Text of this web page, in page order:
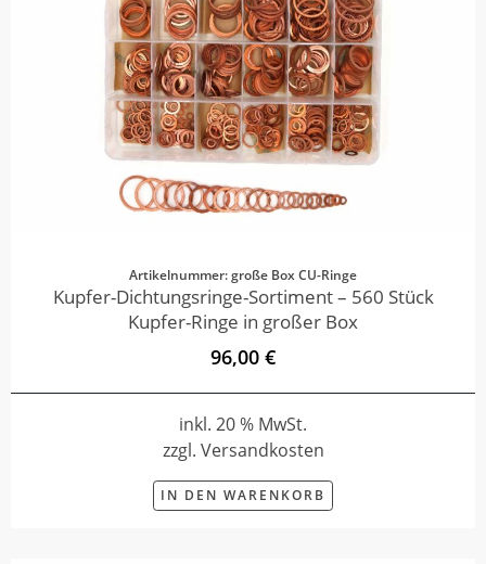
Artikelnummer: große Box CU-Ringe
Kupfer-Dichtungsringe-Sortiment – 560 Stück
Kupfer-Ringe in großer Box
96,00 €
inkl. 20 % MwSt.
zzgl. Versandkosten
IN DEN WARENKORB